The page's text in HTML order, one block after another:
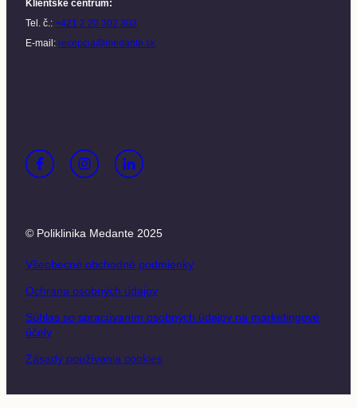
Klientske centrum:
Tel. č.: +421 2 20 302 303
E-mail: recepcia@medante.sk
© Poliklinika Medante 2025
Všeobecné obchodné podmienky
Ochrana osobných údajov
Súhlas so spracúvaním osobných údajov na marketingové
účely
Zásady používania cookies